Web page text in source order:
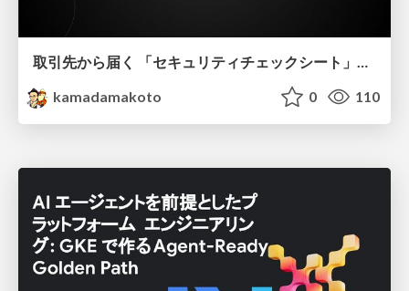
取引先から届く 「セキュリティチェックシート」の読み解き方
kamadamakoto
0 110